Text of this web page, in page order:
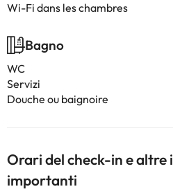
Wi-Fi dans les chambres
Bagno
WC
Servizi
Douche ou baignoire
Orari del check-in e
importanti